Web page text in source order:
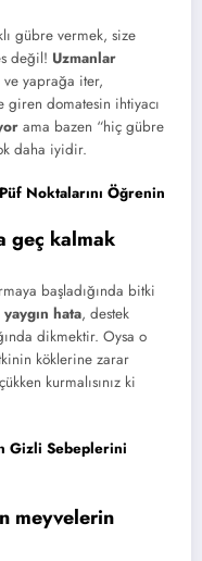
gübre vermek, size
değil! Uzmanlar
ve yaprağa iter,
domatesin ihtiyacı
ama bazen “hiç gübre
daha iyidir.
Noktalarını Öğrenin
geç kalmak
başladığında bitki
yaygın hata, destek
dikmektir. Oysa o
köklerine zarar
kurmalısınız ki
Gizli Sebeplerini
meyvelerin